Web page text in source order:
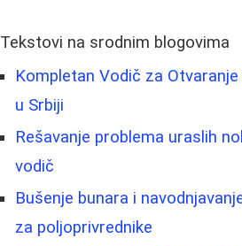
Tekstovi na srodnim blogovima
Kompletan Vodič za
u Srbiji
Rešavanje problema uraslih
vodič
Bušenje bunara i
za poljoprivrednike